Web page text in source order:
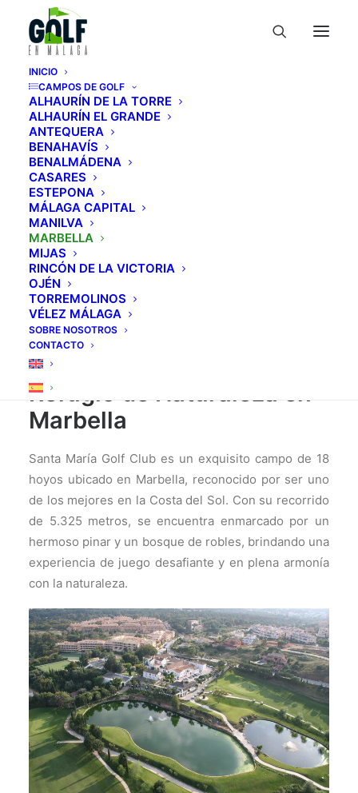
INICIO
CAMPOS DE GOLF
ALHAURÍN DE LA TORRE
ALHAURÍN EL GRANDE
ANTEQUERA
BENAHAVÍS
BENALMÁDENA
CASARES
ESTEPONA
MÁLAGA CAPITAL
MANILVA
MARBELLA
MIJAS
RINCÓN DE LA VICTORIA
OJÉN
TORREMOLINOS
VÉLEZ MÁLAGA
SOBRE NOSOTROS
CONTACTO
Santa María Golf
Guía de campos de golf
Marbella
Santa María Golf Club: Un
Refugio de Naturaleza en
Marbella
Santa María Golf Club es un exquisito campo de 18
hoyos ubicado en Marbella, reconocido por ser uno
de los mejores en la Costa del Sol. Con su recorrido
de 5.325 metros, se encuentra enmarcado por un
hermoso pinar y un bosque de robles, brindando una
experiencia de juego desafiante y en plena armonía
con la naturaleza.